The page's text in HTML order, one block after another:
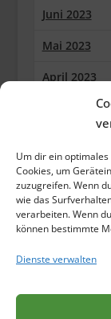
Um dir ein
Cookies, um
zuzugreifen. Wenn
wie das
verarbeiten. Wenn
können bestimmte
Dienste verwalten
Juni 2023
Mai 2023
April 2023
März 2023
Januar 2023
Dezember
Oktober
September
Juli 2022